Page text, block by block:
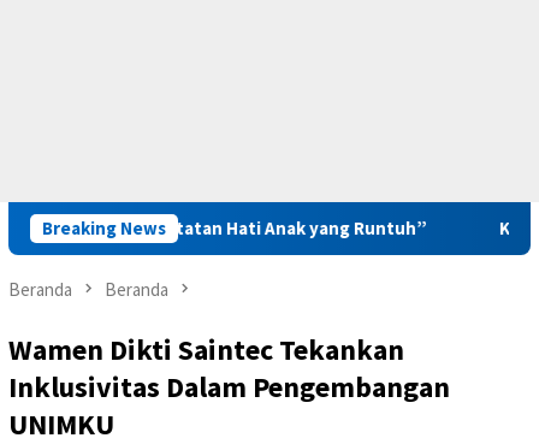
Breaking News
“Catatan Hati Anak yang Runtuh” Kunker ke Kanwil
Beranda Beranda
Wamen Dikti Saintec Tekankan
Inklusivitas Dalam Pengembangan
UNIMKU